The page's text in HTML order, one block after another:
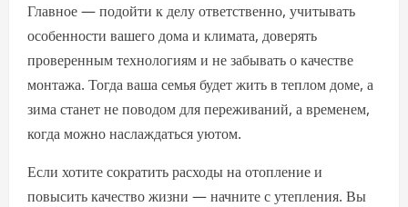
Главное — подойти к делу ответственно, учитывать
особенности вашего дома и климата, доверять
проверенным технологиям и не забывать о качестве
монтажа. Тогда ваша семья будет жить в теплом доме, а
зима станет не поводом для переживаний, а временем,
когда можно наслаждаться уютом.
Если хотите сократить расходы на отопление и
повысить качество жизни — начните с утепления. Вы